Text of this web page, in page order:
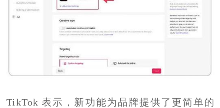
TikTok 表示，新功能为品牌提供了更简单的